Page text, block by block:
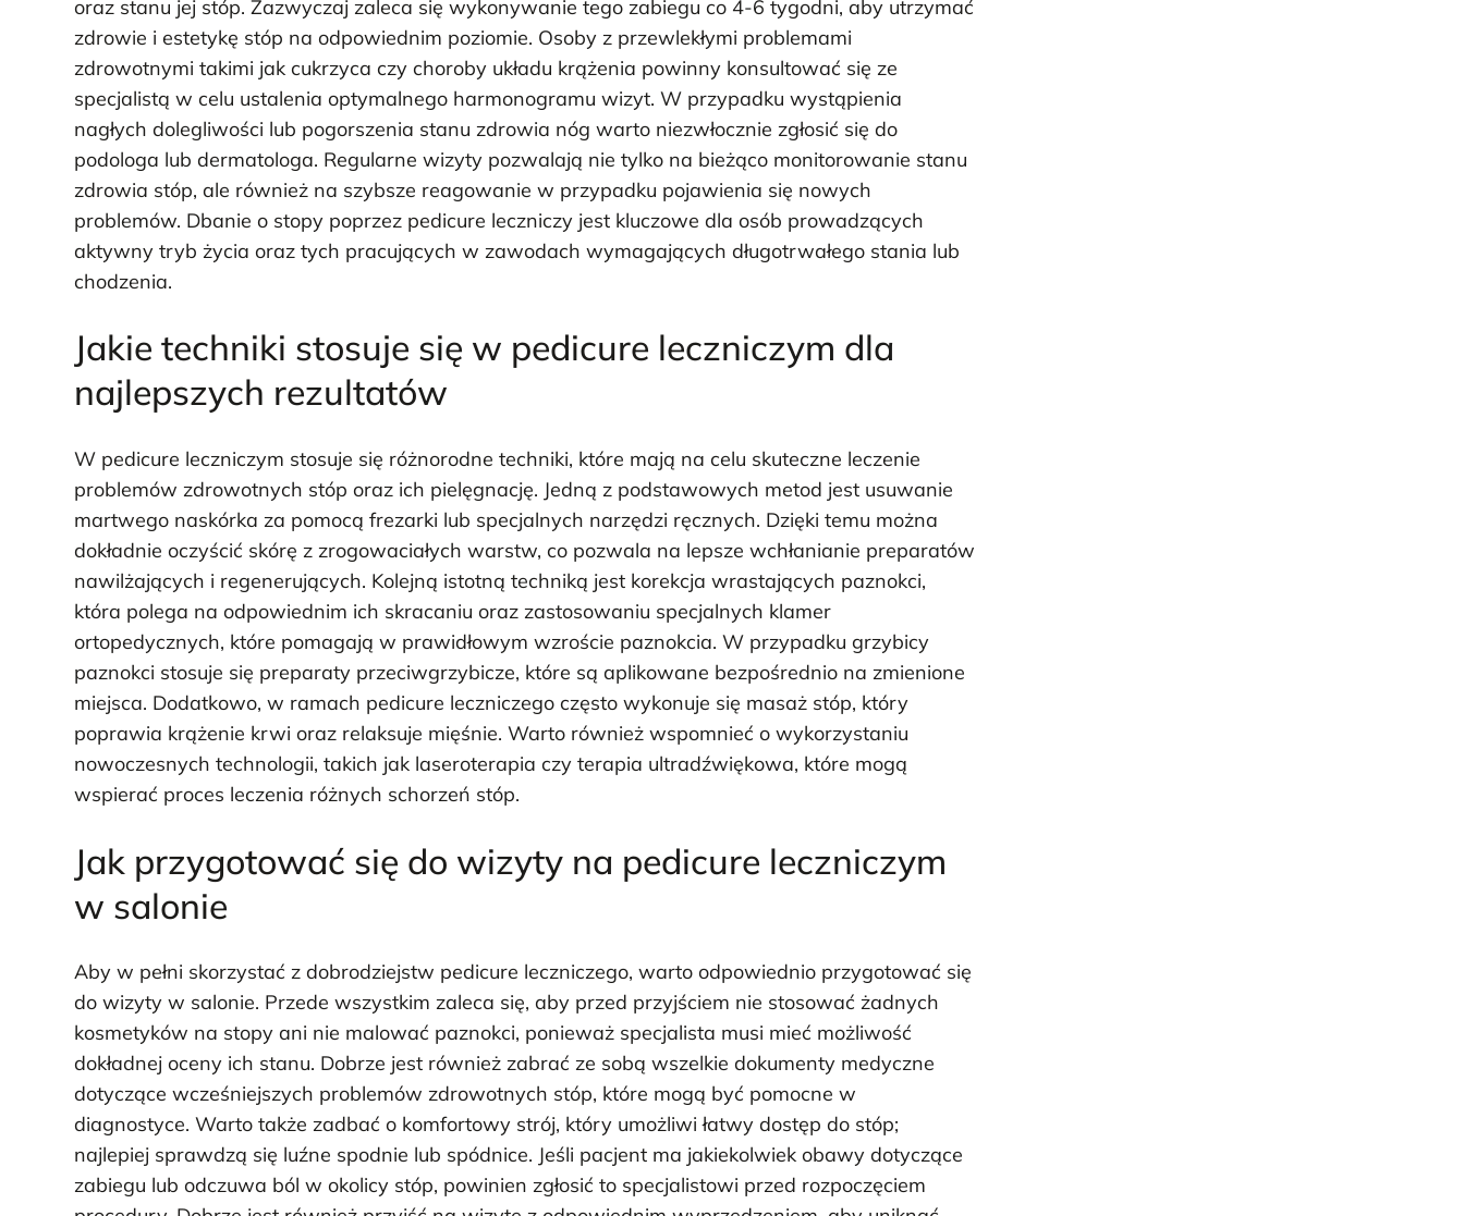
oraz stanu jej stóp. Zazwyczaj zaleca się wykonywanie tego zabiegu co 4-6 tygodni, aby utrzymać
zdrowie i estetykę stóp na odpowiednim poziomie. Osoby z przewlekłymi problemami
zdrowotnymi takimi jak cukrzyca czy choroby układu krążenia powinny konsultować się ze
specjalistą w celu ustalenia optymalnego harmonogramu wizyt. W przypadku wystąpienia
nagłych dolegliwości lub pogorszenia stanu zdrowia nóg warto niezwłocznie zgłosić się do
podologa lub dermatologa. Regularne wizyty pozwalają nie tylko na bieżąco monitorowanie stanu
zdrowia stóp, ale również na szybsze reagowanie w przypadku pojawienia się nowych
problemów. Dbanie o stopy poprzez pedicure leczniczy jest kluczowe dla osób prowadzących
aktywny tryb życia oraz tych pracujących w zawodach wymagających długotrwałego stania lub
chodzenia.
Jakie techniki stosuje się w pedicure leczniczym dla
najlepszych rezultatów
W pedicure leczniczym stosuje się różnorodne techniki, które mają na celu skuteczne leczenie
problemów zdrowotnych stóp oraz ich pielęgnację. Jedną z podstawowych metod jest usuwanie
martwego naskórka za pomocą frezarki lub specjalnych narzędzi ręcznych. Dzięki temu można
dokładnie oczyścić skórę z zrogowaciałych warstw, co pozwala na lepsze wchłanianie preparatów
nawilżających i regenerujących. Kolejną istotną techniką jest korekcja wrastających paznokci,
która polega na odpowiednim ich skracaniu oraz zastosowaniu specjalnych klamer
ortopedycznych, które pomagają w prawidłowym wzroście paznokcia. W przypadku grzybicy
paznokci stosuje się preparaty przeciwgrzybicze, które są aplikowane bezpośrednio na zmienione
miejsca. Dodatkowo, w ramach pedicure leczniczego często wykonuje się masaż stóp, który
poprawia krążenie krwi oraz relaksuje mięśnie. Warto również wspomnieć o wykorzystaniu
nowoczesnych technologii, takich jak laseroterapia czy terapia ultradźwiękowa, które mogą
wspierać proces leczenia różnych schorzeń stóp.
Jak przygotować się do wizyty na pedicure leczniczym
w salonie
Aby w pełni skorzystać z dobrodziejstw pedicure leczniczego, warto odpowiednio przygotować się
do wizyty w salonie. Przede wszystkim zaleca się, aby przed przyjściem nie stosować żadnych
kosmetyków na stopy ani nie malować paznokci, ponieważ specjalista musi mieć możliwość
dokładnej oceny ich stanu. Dobrze jest również zabrać ze sobą wszelkie dokumenty medyczne
dotyczące wcześniejszych problemów zdrowotnych stóp, które mogą być pomocne w
diagnostyce. Warto także zadbać o komfortowy strój, który umożliwi łatwy dostęp do stóp;
najlepiej sprawdzą się luźne spodnie lub spódnice. Jeśli pacjent ma jakiekolwiek obawy dotyczące
zabiegu lub odczuwa ból w okolicy stóp, powinien zgłosić to specjalistowi przed rozpoczęciem